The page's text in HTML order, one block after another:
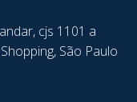
cjs 1101 a
São Paulo